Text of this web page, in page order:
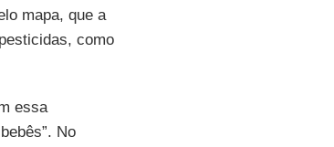
mapa, que a
como
essa
No